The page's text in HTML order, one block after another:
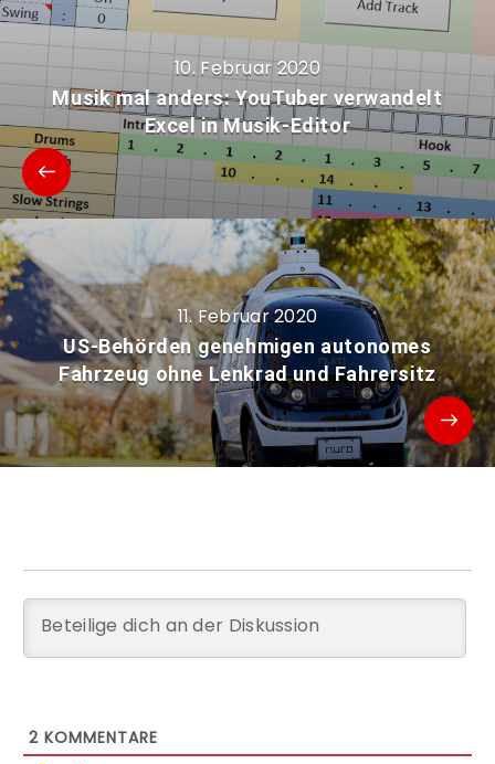
10. Februar 2020
Musik mal anders: YouTuber verwandelt
Excel in Musik-Editor
11. Februar 2020
US-Behörden genehmigen autonomes
Fahrzeug ohne Lenkrad und Fahrersitz
2 KOMMENTARE